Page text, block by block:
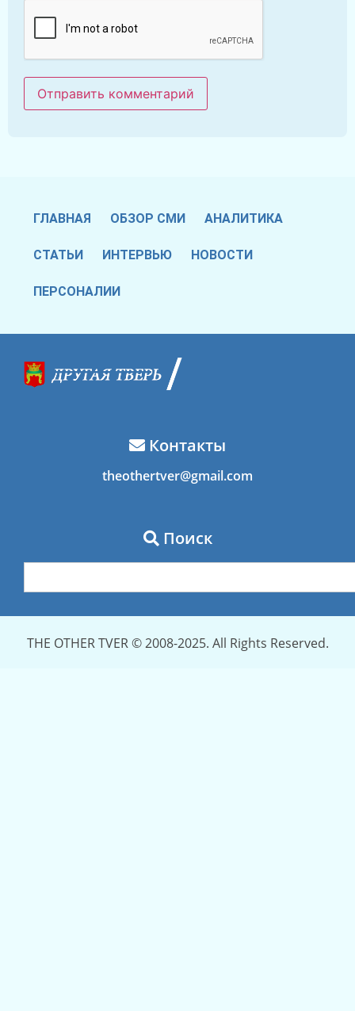
ГЛАВНАЯ ОБЗОР СМИ АНАЛИТИКА
СТАТЬИ ИНТЕРВЬЮ НОВОСТИ
ПЕРСОНАЛИИ
Контакты
theothertver@gmail.com
Поиск
THE OTHER TVER © 2008-2025. All Rights Reserved.